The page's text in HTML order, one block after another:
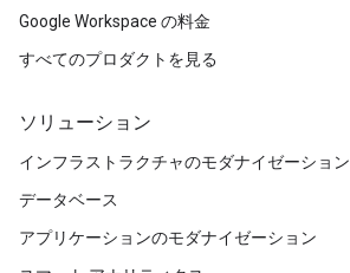
Google Workspace の料金
すべてのプロダクトを見る
ソリューション
インフラストラクチャのモダナイゼーション
データベース
アプリケーションのモダナイゼーション